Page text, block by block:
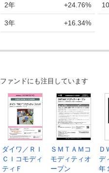
2年 +24.76%
3年 +16.34%
ァンドにも注目しています
ダイワ／ＲＩ
ＣＩコモディ
ティＦ
ＳＭＴＡＭコ
モディティオ
ープン
Ｄ
デ
年